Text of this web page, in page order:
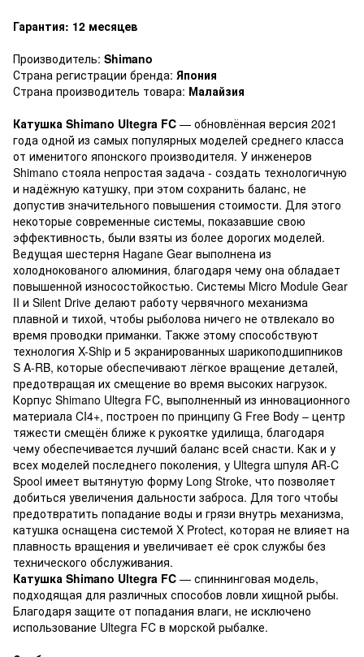
Гарантия: 12 месяцев
Производитель: Shimano
Страна регистрации бренда: Япония
Страна производитель товара: Малайзия
Катушка Shimano Ultegra FC — обновлённая версия 2021
года одной из самых популярных моделей среднего класса
от именитого японского производителя. У инженеров
Shimano стояла непростая задача - создать технологичную
и надёжную катушку, при этом сохранить баланс, не
допустив значительного повышения стоимости. Для этого
некоторые современные системы, показавшие свою
эффективность, были взяты из более дорогих моделей.
Ведущая шестерня Hagane Gear выполнена из
холоднокованого алюминия, благодаря чему она обладает
повышенной износостойкостью. Системы Micro Module Gear
II и Silent Drive делают работу червячного механизма
плавной и тихой, чтобы рыболова ничего не отвлекало во
время проводки приманки. Также этому способствуют
технология X-Ship и 5 экранированных шарикоподшипников
S A-RB, которые обеспечивают лёгкое вращение деталей,
предотвращая их смещение во время высоких нагрузок.
Корпус Shimano Ultegra FC, выполненный из инновационного
материала CI4+, построен по принципу G Free Body – центр
тяжести смещён ближе к рукоятке удилища, благодаря
чему обеспечивается лучший баланс всей снасти. Как и у
всех моделей последнего поколения, у Ultegra шпуля AR-C
Spool имеет вытянутую форму Long Stroke, что позволяет
добиться увеличения дальности заброса. Для того чтобы
предотвратить попадание воды и грязи внутрь механизма,
катушка оснащена системой X Protect, которая не влияет на
плавность вращения и увеличивает её срок службы без
технического обслуживания.
Катушка Shimano Ultegra FC — спиннинговая модель,
подходящая для различных способов ловли хищной рыбы.
Благодаря защите от попадания влаги, не исключено
использование Ultegra FC в морской рыбалке.